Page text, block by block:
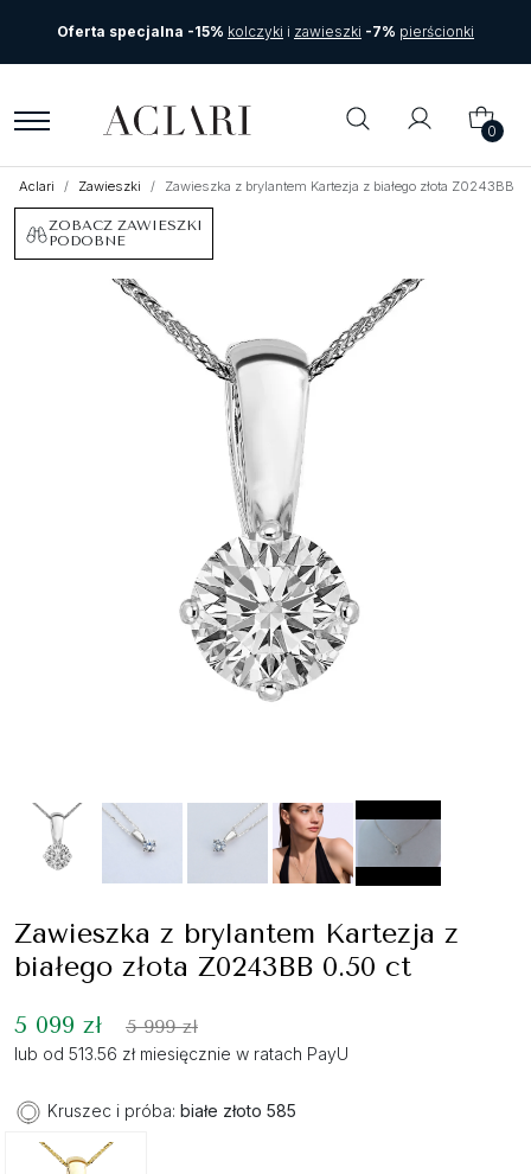
Oferta specjalna -15% kolczyki i zawieszki -7% pierścionki
0
Aclari Zawieszki Zawieszka z brylantem Kartezja z białego złota Z0243BB
ZOBACZ ZAWIESZKI
PODOBNE
Zawieszka z brylantem Kartezja z
białego złota Z0243BB 0.50 ct
5 099 zł 5 999 zł
lub od 513.56 zł miesięcznie w ratach PayU
Kruszec i próba: białe złoto 585